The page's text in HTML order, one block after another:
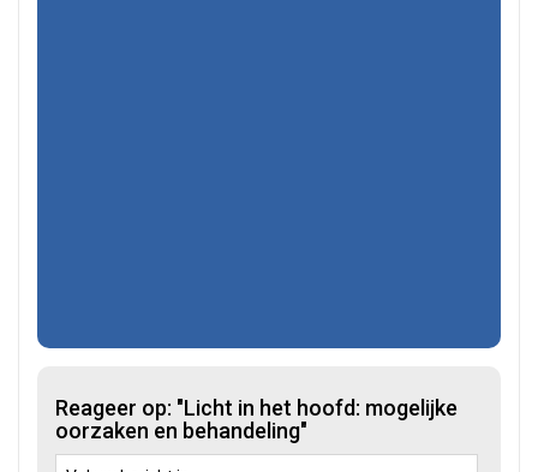
Reageer op: "Licht in het hoofd: mogelijke
oorzaken en behandeling"